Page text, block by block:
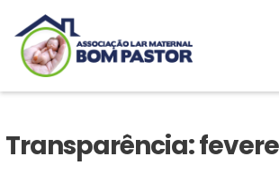
Transparência: